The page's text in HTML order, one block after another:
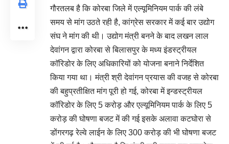
गौरतलब है कि कोरबा जिले में एल्यूमिनियम पार्क की लंबे
समय से मांग उठते रही है, कांग्रेस सरकार में कई बार उद्योग
संघ ने मांग की थी। उद्योग मंत्री बनने के बाद लखन लाल
देवांगन द्वारा कोरबा से बिलासपुर के मध्य इंडस्ट्रीयल
काॅरिडोर के लिए अधिकारियों को योजना बनाने निर्देशित
किया गया था। मंत्री श्री देवांगन प्रयास की वजह से कोरबा
की बहुप्रतीक्षित मांग पूरी हो गई, कोरबा में इन्डस्ट्रीयल
काॅरिडोर के लिए 5 करोड़ और एल्यूमिनियम पार्क के लिए 5
करोड़ की घोषणा बजट में की गई इसके अलावा कटघोरा से
डोंगरगढ़ रेल्वे लाईन के लिए 300 करोड़ की भी घोषणा बजट